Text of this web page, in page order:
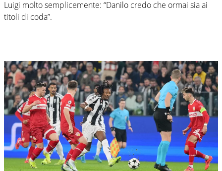
Luigi molto semplicemente: “Danilo credo che ormai sia ai
titoli di coda”.